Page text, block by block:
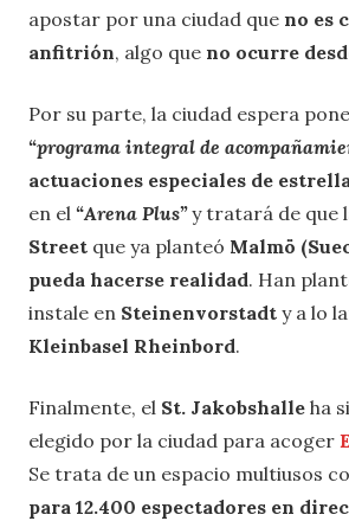
apostar por una ciudad que no es
anfitrión, algo que no ocurre
Por su parte, la ciudad espera
“programa integral de
actuaciones especiales de
en el “Arena Plus”y tratará de que
Street que ya planteó Malmö
pueda hacerse realidad. Han
instale en Steinenvorstadt y a lo
Kleinbasel Rheinbord.
Finalmente, el St. Jakobshalle ha
elegido por la ciudad para acoger
Se trata de un espacio multiusos
para 12.400 espectadores en